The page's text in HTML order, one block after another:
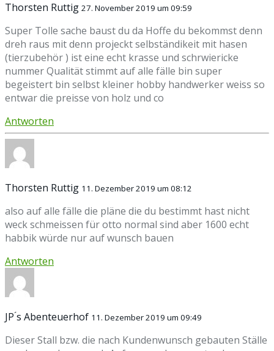
Thorsten Ruttig 27. November 2019 um 09:59
Super Tolle sache baust du da Hoffe du bekommst denn
dreh raus mit denn projeckt selbständikeit mit hasen
(tierzubehör ) ist eine echt krasse und schrwiericke
nummer Qualität stimmt auf alle fälle bin super
begeistert bin selbst kleiner hobby handwerker weiss so
entwar die preisse von holz und co
Antworten
Thorsten Ruttig 11. Dezember 2019 um 08:12
also auf alle fälle die pläne die du bestimmt hast nicht
weck schmeissen für otto normal sind aber 1600 echt
habbik würde nur auf wunsch bauen
Antworten
JP ́s Abenteuerhof 11. Dezember 2019 um 09:49
Dieser Stall bzw. die nach Kundenwunsch gebauten Ställe